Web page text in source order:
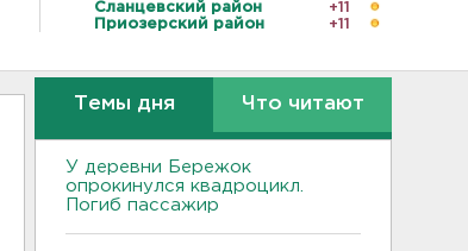
Сланцевский район
+11
Приозерский район
+11
Темы дня Что читают
У деревни Бережок
опрокинулся квадроцикл.
Погиб пассажир